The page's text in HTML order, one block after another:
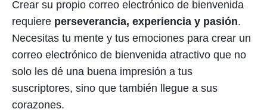
Crear su propio correo electrónico de bienvenida
requiere perseverancia, experiencia y pasión.
Necesitas tu mente y tus emociones para crear un
correo electrónico de bienvenida atractivo que no
solo les dé una buena impresión a tus
suscriptores, sino que también llegue a sus
corazones.